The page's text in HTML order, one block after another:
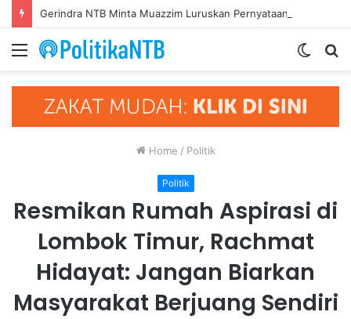
Menu
Switch
Home / Politik
Politik
Resmikan Rumah Aspirasi di
Lombok Timur, Rachmat
Hidayat: Jangan Biarkan
Masyarakat Berjuang Sendiri